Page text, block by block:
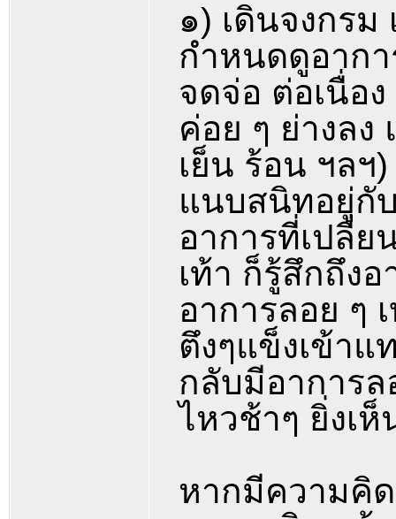
๑) เดินจงกร
กำหนดดูอากา
จดจ่อ ต่อเนื่อ
ค่อย ๆ ย่างลง
เย็น ร้อน ฯลฯ
แนบสนิทอยู่กั
อาการที่เปลี่
เท้า ก็รู้สึกถึง
อาการลอย ๆ
ตึงๆแข็งเข้าแ
กลับมีอาการล
ไหวช้าๆ ยิ่งเ
หากมีความคิ